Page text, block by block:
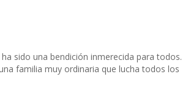
sido una bendición inmerecida para todos.
familia muy ordinaria que lucha todos los